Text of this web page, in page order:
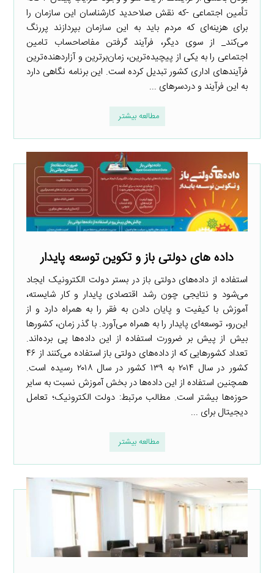
تأمین اجتماعی -که نقش صلاحدید کارشناسان این سازمان را
برای هزینه‌ای که مردم باید به این سازمان بپردازند پررنگ
می‌کند_ از سوی دیگر، فرآیند گرفتن مفاصاحساب تامین
اجتماعی را به یکی از پیچیده‌ترین، زمان‌برترین و آزاردهنده‌ترین
فرآیندهای اداری کشور تبدیل کرده است. این برنامه نگاهی دارد
به این فرآیند و دردسرهای ...
مطالعه بیشتر
داده های دولتی باز و تکوین توسعه پایدار
استفاده از داده‌های دولتی باز در بستر دولت الکترونیک ایجاد
می‌شود و نتایجی چون رشد اقتصادی پایدار و کار شایسته،
آموزش با کیفیت و پایان دادن به فقر را به همراه دارد و از
این‌رو، توسعه‌ای پایدار را به همراه می‌آورد. با گذر زمان، کشورها
بیش از پیش بر ضرورت استفاده از این داده‌ها پی برده‌اند.
تعداد کشورهایی که از داده‌های دولتی باز استفاده می‌کنند از ۴۶
کشور در سال ۲۰۱۴ به ۱۳۹ کشور در سال ۲۰۱۸ رسیده است.
همچنین استفاده از این داده‌ها در بخش آموزش نسبت به سایر
حوزه‌ها بیشتر است. مطالب مرتبط: دولت الکترونیک؛ تعامل
دیجیتال برای ...
مطالعه بیشتر